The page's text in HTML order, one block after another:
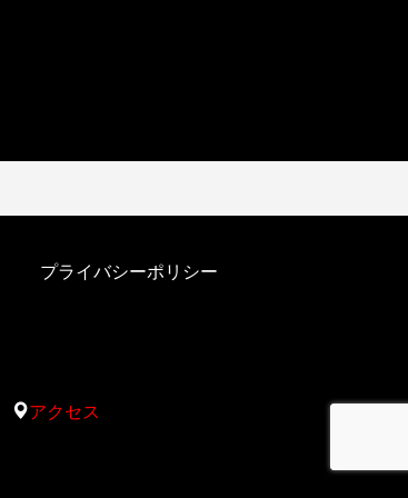
プライバシーポリシー
アクセス